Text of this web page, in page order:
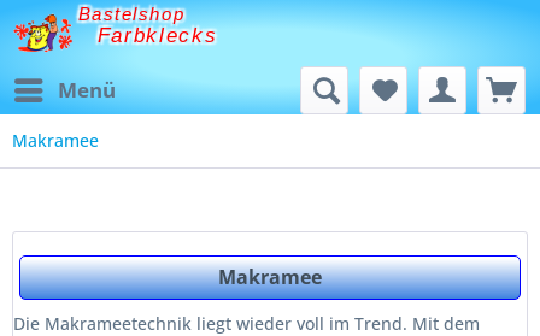
Bastelshop
Farbklecks
Menü
Makramee
Makramee
Die Makrameetechnik liegt wieder voll im Trend. Mit dem